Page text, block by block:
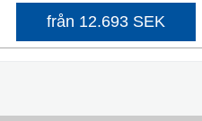
från 12.693 SEK